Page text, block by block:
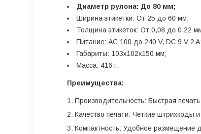
Диаметр рулона: До 80 мм;
Ширина этикетки: От 25 до 60 мм;
Толщина этикеток: От 0,08 до 0,22
Питание: AC 100 до 240 V, DC 9 V 2 A;
Габариты: 103x102x150 мм;
Масса: 416 г.
Преимущества:
Производительность: Быстрая
Качество печати: Четкие штрихкоды
Компактность: Удобное размещение